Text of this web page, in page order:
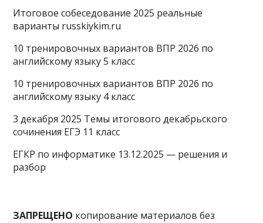
Итоговое собеседование 2025 реальные
варианты russkiykim.ru
10 тренировочных вариантов ВПР 2026 по
английскому языку 5 класс
10 тренировочных вариантов ВПР 2026 по
английскому языку 4 класс
3 декабря 2025 Темы итогового декабрьского
сочинения ЕГЭ 11 класс
ЕГКР по информатике 13.12.2025 — решения и
разбор
ЗАПРЕЩЕНО копирование материалов без